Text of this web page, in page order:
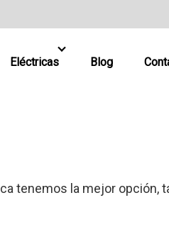
Eléctricas Blog
tenemos la mejor opción,